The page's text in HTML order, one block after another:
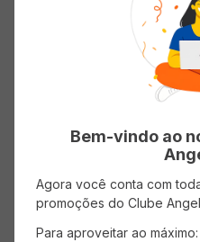
Avaliações
Faça login para
Bem-vindo ao
Agora você conta com
promoções do Clube
Para aproveitar ao máximo: